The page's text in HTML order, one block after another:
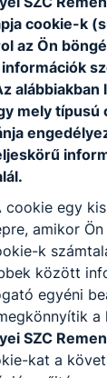
Letöltés
cookie-k
az Ön
alábbiakban
mely típusú
cookie egy
amikor
k
között
egyéni
a
SZC
kat a